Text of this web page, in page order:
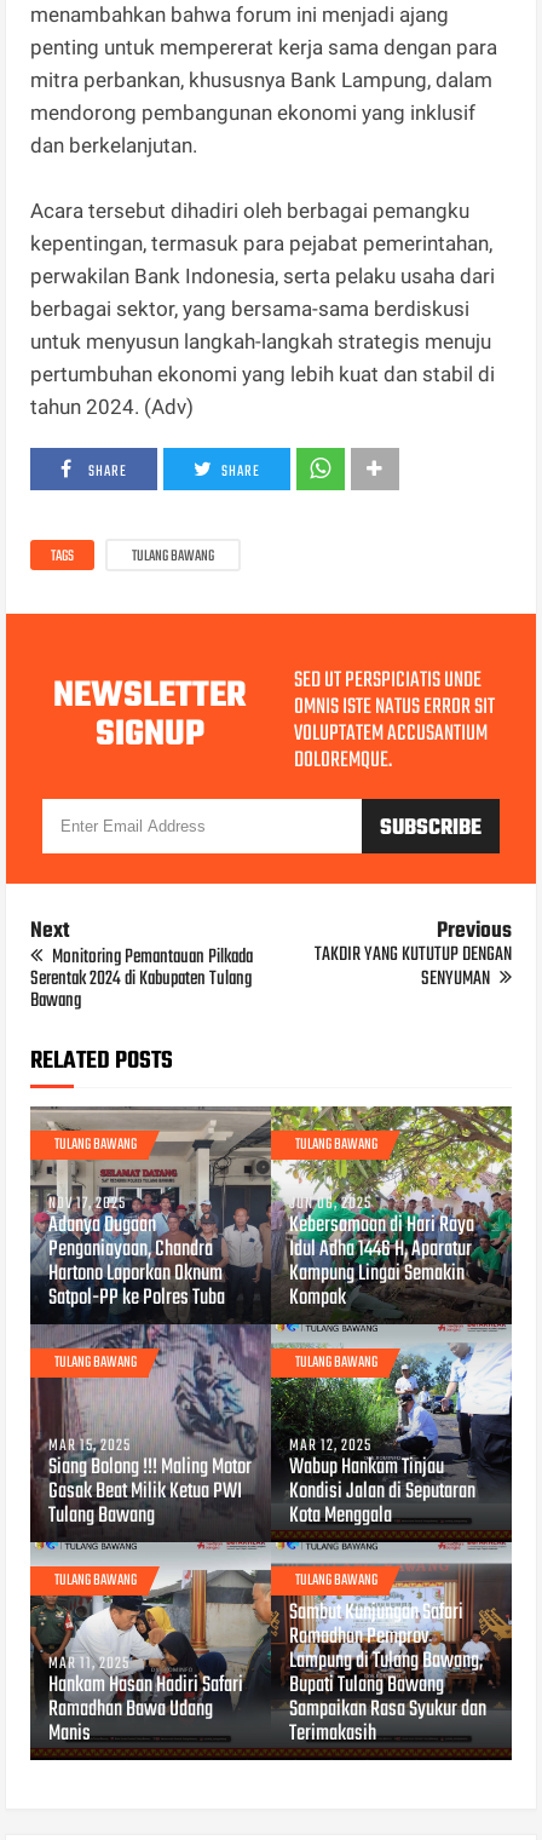
menambahkan bahwa forum ini menjadi ajang
penting untuk mempererat kerja sama dengan para
mitra perbankan, khususnya Bank Lampung, dalam
mendorong pembangunan ekonomi yang inklusif
dan berkelanjutan.
Acara tersebut dihadiri oleh berbagai pemangku
kepentingan, termasuk para pejabat pemerintahan,
perwakilan Bank Indonesia, serta pelaku usaha dari
berbagai sektor, yang bersama-sama berdiskusi
untuk menyusun langkah-langkah strategis menuju
pertumbuhan ekonomi yang lebih kuat dan stabil di
tahun 2024. (Adv)
SHARE SHARE
TAGS TULANG BAWANG
NEWSLETTER
SIGNUP
SED UT PERSPICIATIS UNDE
OMNIS ISTE NATUS ERROR SIT
VOLUPTATEM ACCUSANTIUM
DOLOREMQUE.
Next
Monitoring Pemantauan Pilkada
Serentak 2024 di Kabupaten Tulang
Bawang
Previous
TAKDIR YANG KUTUTUP DENGAN
SENYUMAN
RELATED POSTS
TULANG BAWANG
NOV 17, 2025
Adanya Dugaan
Penganiayaan, Chandra
Hartono Laporkan Oknum
Satpol-PP ke Polres Tuba
TULANG BAWANG
JUN 06, 2025
Kebersamaan di Hari Raya
Idul Adha 1446 H, Aparatur
Kampung Lingai Semakin
Kompak
TULANG BAWANG
MAR 15, 2025
Siang Bolong !!! Maling Motor
Gasak Beat Milik Ketua PWI
Tulang Bawang
TULANG BAWANG
MAR 12, 2025
Wabup Hankam Tinjau
Kondisi Jalan di Seputaran
Kota Menggala
TULANG BAWANG
MAR 11, 2025
Hankam Hasan Hadiri Safari
Ramadhan Bawa Udang
Manis
TULANG BAWANG
MAR 11, 2025
Sambut Kunjungan Safari
Ramadhan Pemprov
Lampung di Tulang Bawang,
Bupati Tulang Bawang
Sampaikan Rasa Syukur dan
Terimakasih